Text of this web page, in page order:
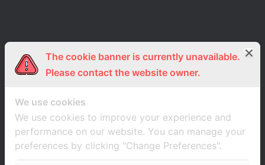
ร่วมงานกับเรา
สมัครงาน
Lemon Farm Cafe
ร้านอาหารอินทรีย์
The cookie banner is currently unavailable.
Please contact the website owner.
We use cookies
We use cookies to improve your experience and
performance on our website. You can manage your
preferences by clicking "Change Preferences".